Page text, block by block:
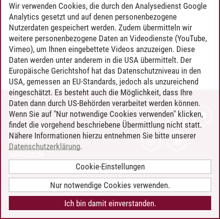
Tobias Schulze/18.12.2018
KONTAKT
LEUPHANA ALS ARBEITGEBER
INTRANET
BARRIEREFREIHEIT
COOKIE-EINSTELLUNGEN
Wir verwenden Cookies, die durch den Analysedienst Google
Analytics gesetzt und auf denen personenbezogene
Nutzerdaten gespeichert werden. Zudem übermitteln wir
weitere personenbezogene Daten an Videodienste (YouTube,
Vimeo), um Ihnen eingebettete Videos anzuzeigen. Diese
Daten werden unter anderem in die USA übermittelt. Der
Europäische Gerichtshof hat das Datenschutzniveau in den
USA, gemessen an EU-Standards, jedoch als unzureichend
eingeschätzt. Es besteht auch die Möglichkeit, dass Ihre
Daten dann durch US-Behörden verarbeitet werden können.
Wenn Sie auf "Nur notwendige Cookies verwenden" klicken,
findet die vorgehend beschriebene Übermittlung nicht statt.
Nähere Informationen hierzu entnehmen Sie bitte unserer
Datenschutzerklärung.
Cookie-Einstellungen
Nur notwendige Cookies verwenden.
Ich bin damit einverstanden.